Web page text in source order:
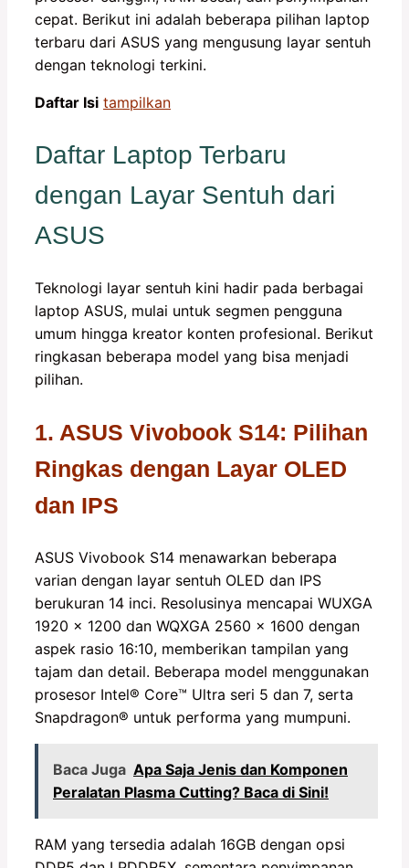
cepat. Berikut ini adalah beberapa pilihan laptop
terbaru dari ASUS yang mengusung layar sentuh
dengan teknologi terkini.
Daftar Isi tampilkan
Daftar Laptop Terbaru
dengan Layar Sentuh dari
ASUS
Teknologi layar sentuh kini hadir pada berbagai
laptop ASUS, mulai untuk segmen pengguna
umum hingga kreator konten profesional. Berikut
ringkasan beberapa model yang bisa menjadi
pilihan.
1. ASUS Vivobook S14: Pilihan
Ringkas dengan Layar OLED
dan IPS
ASUS Vivobook S14 menawarkan beberapa
varian dengan layar sentuh OLED dan IPS
berukuran 14 inci. Resolusinya mencapai WUXGA
1920 x 1200 dan WQXGA 2560 x 1600 dengan
aspek rasio 16:10, memberikan tampilan yang
tajam dan detail. Beberapa model menggunakan
prosesor Intel®️ Core™️ Ultra seri 5 dan 7, serta
Snapdragon®️ untuk performa yang mumpuni.
Baca Juga Apa Saja Jenis dan Komponen
Peralatan Plasma Cutting? Baca di Sini!
RAM yang tersedia adalah 16GB dengan opsi